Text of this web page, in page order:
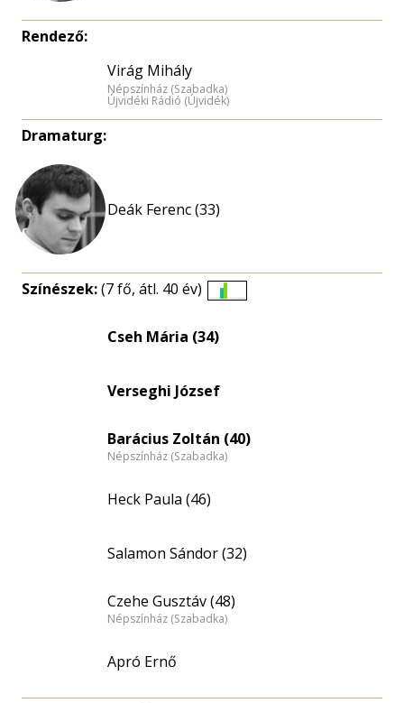
Rendező:
Virág Mihály
Népszínház (Szabadka)
Újvidéki Rádió (Újvidék)
Dramaturg:
Deák Ferenc (33)
Színészek:(7 fő, átl. 40 év)
Cseh Mária (34)
Verseghi József
Barácius Zoltán (40)
Népszínház (Szabadka)
Heck Paula (46)
Salamon Sándor (32)
Czehe Gusztáv (48)
Népszínház (Szabadka)
Apró Ernő